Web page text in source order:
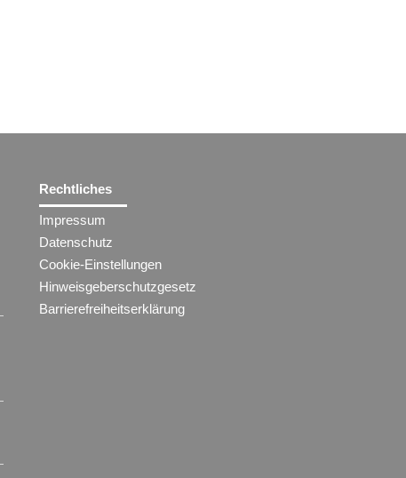
Rechtliches
Impressum
Datenschutz
Cookie-Einstellungen
Hinweisgeberschutzgesetz
Barrierefreiheitserklärung